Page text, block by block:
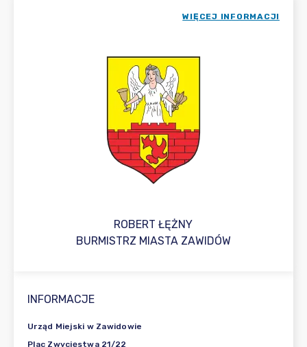
ROBERT ŁĘŻNY
WIĘCEJ INFORMACJI
BURMISTRZ MIASTA ZAWIDÓW
INFORMACJE
Urząd Miejski w Zawidowie
Plac Zwycięstwa 21/22